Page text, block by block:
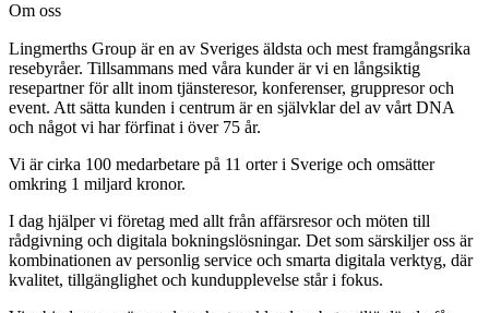
Om oss
Lingmerths Group är en av Sveriges äldsta och mest framgångsrika
resebyråer. Tillsammans med våra kunder är vi en långsiktig
resepartner för allt inom tjänsteresor, konferenser, gruppresor och
event. Att sätta kunden i centrum är en självklar del av vårt DNA
och något vi har förfinat i över 75 år.
Vi är cirka 100 medarbetare på 11 orter i Sverige och omsätter
omkring 1 miljard kronor.
I dag hjälper vi företag med allt från affärsresor och möten till
rådgivning och digitala bokningslösningar. Det som särskiljer oss är
kombinationen av personlig service och smarta digitala verktyg, där
kvalitet, tillgänglighet och kundupplevelse står i fokus.